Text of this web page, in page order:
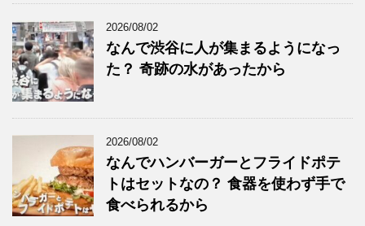
2026/08/02
なんで渋谷に人が集まるようになっ
た？ 奇跡の水があったから
2026/08/02
なんでハンバーガーとフライドポテ
トはセットなの？ 食器を使わず手で
食べられるから